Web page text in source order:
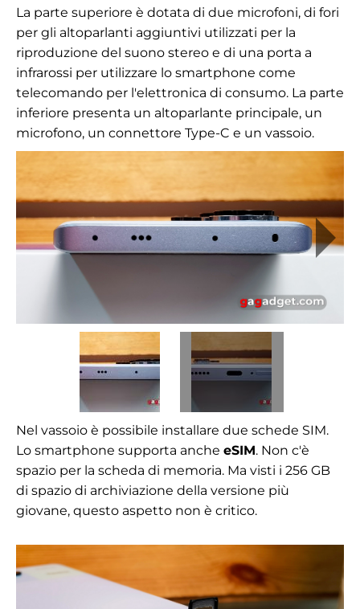
La parte superiore è dotata di due microfoni, di fori
per gli altoparlanti aggiuntivi utilizzati per la
riproduzione del suono stereo e di una porta a
infrarossi per utilizzare lo smartphone come
telecomando per l'elettronica di consumo. La parte
inferiore presenta un altoparlante principale, un
microfono, un connettore Type-C e un vassoio.
Nel vassoio è possibile installare due schede SIM.
Lo smartphone supporta anche eSIM. Non c'è
spazio per la scheda di memoria. Ma visti i 256 GB
di spazio di archiviazione della versione più
giovane, questo aspetto non è critico.